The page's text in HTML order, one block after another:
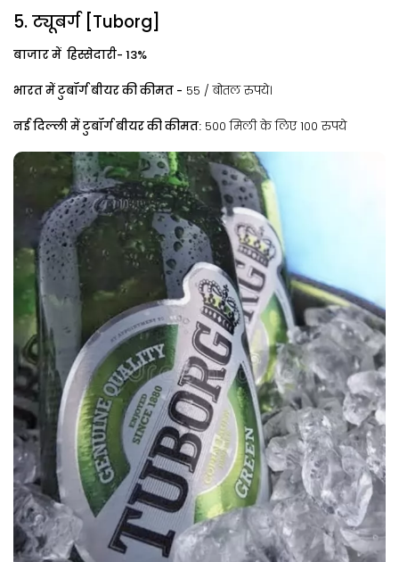
5. ट्यूबर्ग [Tuborg]
बाजार में हिस्सेदारी- 13%
भारत में टुबॉर्ग बीयर की कीमत - 55 / बोतल रुपये।
नई दिल्ली में टुबॉर्ग बीयर की कीमत: 500 मिली के लिए 100 रुपये